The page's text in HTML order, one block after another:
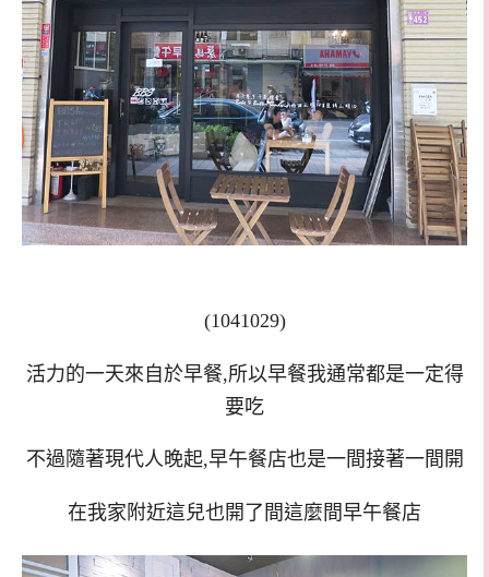
(1041029)
活力的一天來自於早餐,所以早餐我通常都是一定得
要吃
不過隨著現代人晚起,早午餐店也是一間接著一間開
在我家附近這兒也開了間這麼間早午餐店